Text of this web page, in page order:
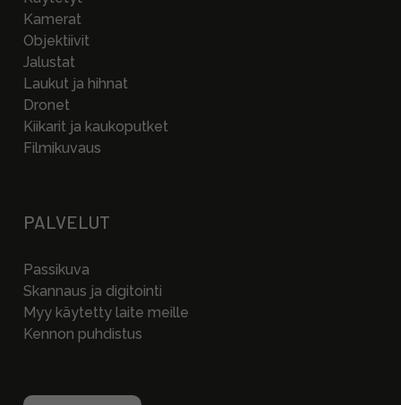
Kamerat
Objektiivit
Jalustat
Laukut ja hihnat
Dronet
Kiikarit ja kaukoputket
Filmikuvaus
PALVELUT
Passikuva
Skannaus ja digitointi
Myy käytetty laite meille
Kennon puhdistus